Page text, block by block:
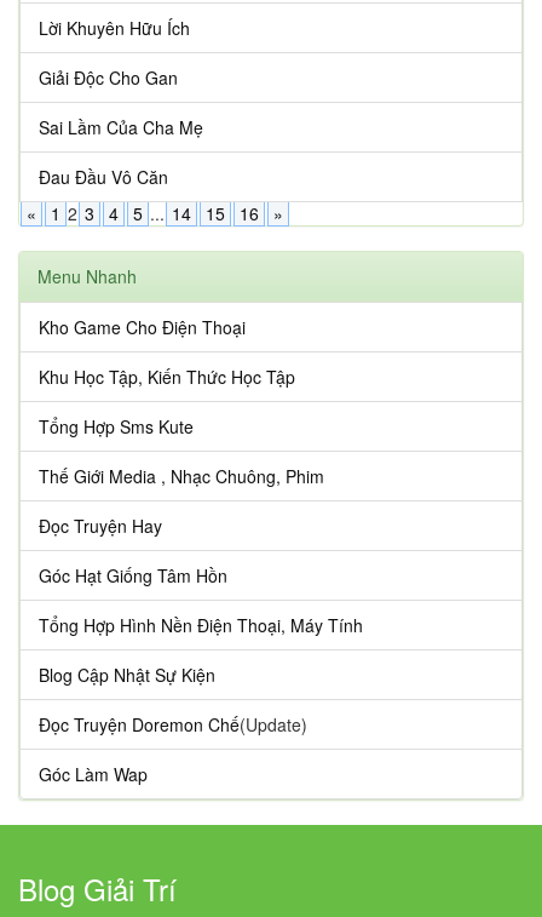
Lời Khuyên Hữu Ích
Giải Độc Cho Gan
Sai Lầm Của Cha Mẹ
Đau Đầu Vô Căn
«
1 2 3 4 5 ... 14 15 16 »
Menu Nhanh
Kho Game Cho Điện Thoại
Khu Học Tập, Kiến Thức Học Tập
Tổng Hợp Sms Kute
Thế Giới Media , Nhạc Chuông, Phim
Đọc Truyện Hay
Góc Hạt Giống Tâm Hồn
Tổng Hợp Hình Nền Điện Thoại, Máy Tính
Blog Cập Nhật Sự Kiện
Đọc Truyện Doremon Chế(Update)
Góc Làm Wap
Blog Giải Trí